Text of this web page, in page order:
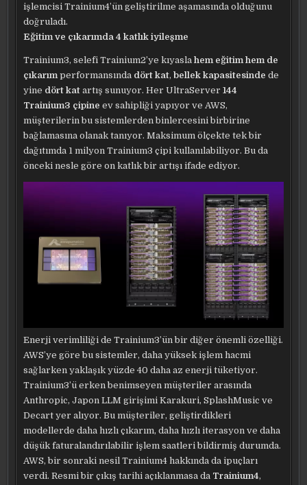
işlemcisi Trainium4’ün geliştirilme aşamasında olduğunu
doğruladı.
Eğitim ve çıkarımda 4 katlık iyileşme
Trainium3, selefi Trainium2’ye kıyaslahem eğitim hem de
çıkarım performansında dört kat,bellek kapasitesinde de
yine dört kat artış sunuyor. Her UltraServer144
Trainium3 çipine ev sahipliği yapıyor ve AWS,
müşterilerin bu sistemlerden binlercesini birbirine
bağlamasına olanak tanıyor. Maksimum ölçekte tek bir
dağıtımda 1 milyon Trainium3 çipi kullanılabiliyor. Bu da
önceki nesle göre on katlık bir artışı ifade ediyor.
Enerji verimliliği de Trainium3’ün bir diğer önemli özelliği.
AWS’ye göre bu sistemler, daha yüksek işlem hacmi
sağlarken yaklaşık yüzde 40 daha az enerji tüketiyor.
Trainium3’ü erken benimseyen müşteriler arasında
Anthropic, Japon LLM girişimi Karakuri, SplashMusic ve
Decart yer alıyor. Bu müşteriler, geliştirdikleri
modellerde daha hızlı çıkarım, daha hızlı iterasyon ve daha
düşük faturalandırılabilir işlem saatleri bildirmiş durumda.
AWS, bir sonraki nesil Trainium4 hakkında da ipuçları
verdi. Resmi bir çıkış tarihi açıklanmasa da Trainium4,